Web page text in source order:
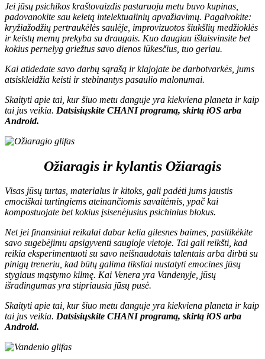
Jei jūsų psichikos kraštovaizdis pastaruoju metu buvo kupinas,
padovanokite sau keletą intelektualinių apvažiavimų. Pagalvokite:
kryžiažodžių pertraukėlės saulėje, improvizuotos šiukšlių medžioklės
ir keistų memų prekyba su draugais. Kuo daugiau išlaisvinsite bet
kokius pernelyg griežtus savo dienos lūkesčius, tuo geriau.
Kai atidedate savo darbų sąrašą ir klajojate be darbotvarkės, jums
atsiskleidžia keisti ir stebinantys pasaulio malonumai.
Skaityti apie tai, kur šiuo metu danguje yra kiekviena planeta ir kaip
tai jus veikia. Datsisiųskite CHANI programą, skirtą iOS arba
Android.
Ožiaragis ir kylantis Ožiaragis
Visas jūsų turtas, materialus ir kitoks, gali padėti jums jaustis
emociškai turtingiems ateinančiomis savaitėmis, ypač kai
kompostuojate bet kokius įsisenėjusius psichinius blokus.
Net jei finansiniai reikalai dabar kelia gilesnes baimes, pasitikėkite
savo sugebėjimu apsigyventi saugioje vietoje. Tai gali reikšti, kad
reikia eksperimentuoti su savo neišnaudotais talentais arba dirbti su
pinigų treneriu, kad būtų galima tiksliai nustatyti emocines jūsų
stygiaus mąstymo kilmę. Kai Venera yra Vandenyje, jūsų
išradingumas yra stipriausia jūsų pusė.
Skaityti apie tai, kur šiuo metu danguje yra kiekviena planeta ir kaip
tai jus veikia. Datsisiųskite CHANI programą, skirtą iOS arba
Android.